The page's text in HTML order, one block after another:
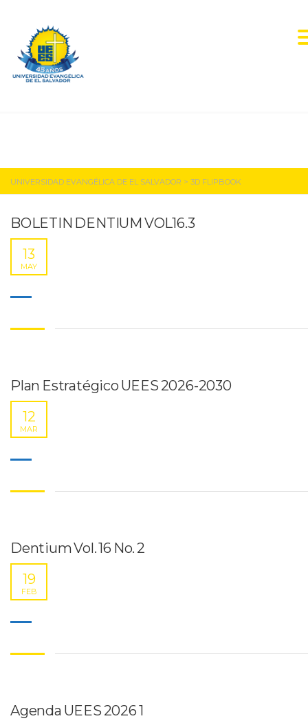
UNIVERSIDAD EVANGÉLICA DE EL SALVADOR > 3D FLIPBOOK
BOLETIN DENTIUM VOL16.3
13
MAY
Plan Estratégico UEES 2026-2030
12
MAR
Dentium Vol. 16 No. 2
19
FEB
Agenda UEES 2026 1